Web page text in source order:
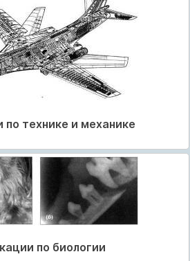
по технике и механике
по биологии